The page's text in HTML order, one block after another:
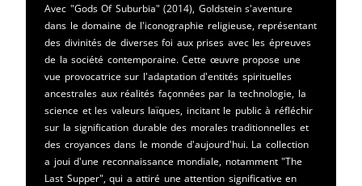
Avec "Gods Of Suburbia" (2014), Goldstein s'aventure
dans le domaine de l'iconographie religieuse, représentant
des divinités de diverses foi aux prises avec les épreuves
de la société contemporaine. Cette œuvre propose une
vue provocatrice sur l'adaptation d'entités spirituelles
ancestrales aux réalités façonnées par la technologie, la
science et les valeurs laïques, incitant le public à réfléchir
sur la signification durable des morales traditionnelles et
des croyances dans le monde d'aujourd'hui. La collection
a joui d'une reconnaissance mondiale, notamment "The
Last Supper", qui a attiré une attention significative en